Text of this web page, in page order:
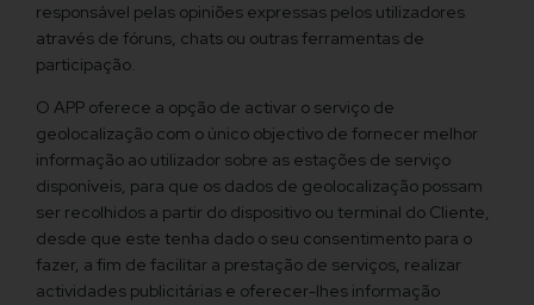
responsável pelas opiniões expressas pelos utilizadores
através de fóruns, chats ou outras ferramentas de
participação.
O APP oferece a opção de activar o serviço de
geolocalização com o único objectivo de fornecer melhor
informação ao utilizador sobre as estações de serviço
disponíveis, para que os dados de geolocalização possam
ser recolhidos a partir do dispositivo ou terminal do Cliente,
desde que este tenha dado o seu consentimento para o
fazer, a fim de facilitar a prestação de serviços, realizar
actividades publicitárias e oferecer-lhes informação